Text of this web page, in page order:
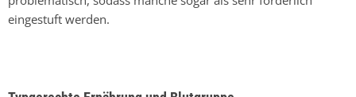
eingestuft werden.